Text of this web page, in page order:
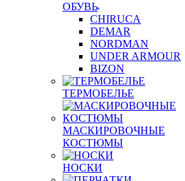
ОБУВЬ
CHIRUCA
DEMAR
NORDMAN
UNDER ARMOUR
BIZON
ТЕРМОБЕЛЬЕ
МАСКИРОВОЧНЫЕ
КОСТЮМЫ
НОСКИ